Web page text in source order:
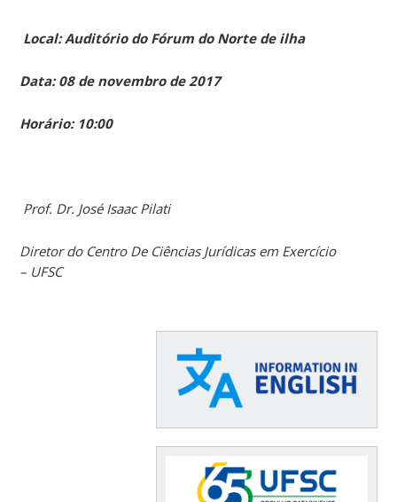
Local: Auditório do Fórum do Norte de ilha
Data: 08 de novembro de 2017
Horário: 10:00
Prof. Dr. José Isaac Pilati
Diretor do Centro De Ciências Jurídicas em Exercício
– UFSC